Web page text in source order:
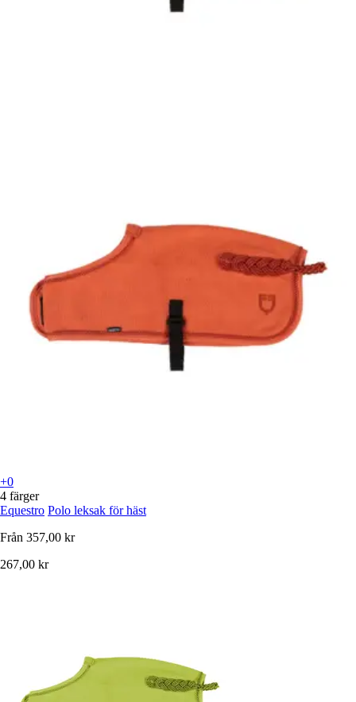
+0
4 färger
Equestro Polo leksak för häst
Från 357,00 kr
267,00 kr